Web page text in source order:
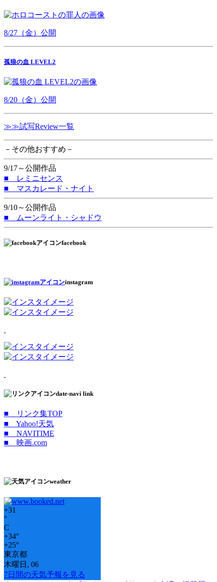
8/27（金）公開
孤狼の血 LEVEL2
8/20（金）公開
≫≫試写Review一覧
－その他おすすめ－
9/17～公開作品
■ レミニセンス
■ マスカレード・ナイト
9/10～公開作品
■ ムーンライト・シャドウ
facebook
instagram
date-navi link
■ リンク集TOP
■ Yahoo!天気
■ NAVITIME
■ 映画.com
weather
+31
°
C
+34°
+25°
東京都
木曜日, 06
7日間の天気予報を見る